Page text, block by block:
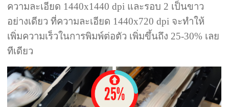
ความละเอียด 1440x1440 dpi และรอบ 2 เป็นขาว
อย่างเดียว ที่ความละเอียด 1440x720 dpi จะทำให้
เพิ่มความเร็วในการพิมพ์ต่อตัว เพิ่มขึ้นถึง 25-30% เลย
ทีเดียว